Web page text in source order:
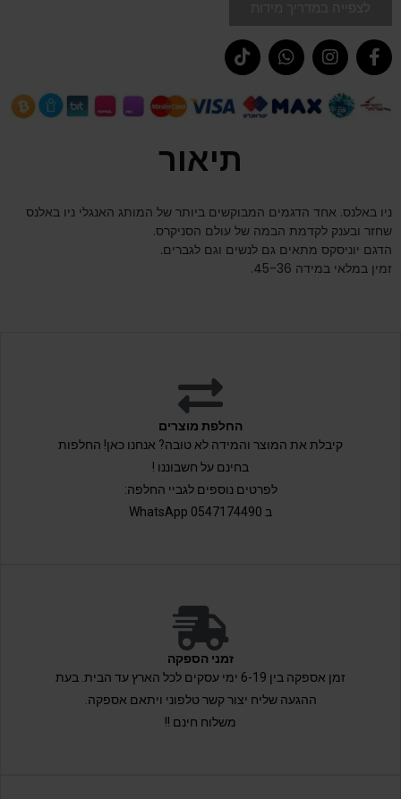
תיאור
ניו באלנס. אחד הדגמים המבוקשים ביותר של המותג האנגלי ניו באלנס
שחזר ובענק לקדמת הבמה של עולם הסניקרס.
הדגם יוניסקס מתאים גם לנשים וגם לגברים.
זמין במלאי במידה 45-36.
החלפת מוצרים
קיבלת את המוצר והמידה לא טובה? אנחנו כאן! החלפות
בחינם על חשבוננו !
לפרטים נוספים לגביי החלפה:
ב 0547174490 WhatsApp
זמני הספקה
זמן אספקה בין 6-19 ימי עסקים לכל הארץ עד הבית. בעת
ההגעה שליח יצור קשר טלפוני ויתאם אספקה.
משלוח חינם !!